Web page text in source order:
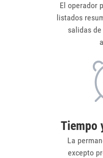
El operador
listados
salidas
Tiempo
La
excepto